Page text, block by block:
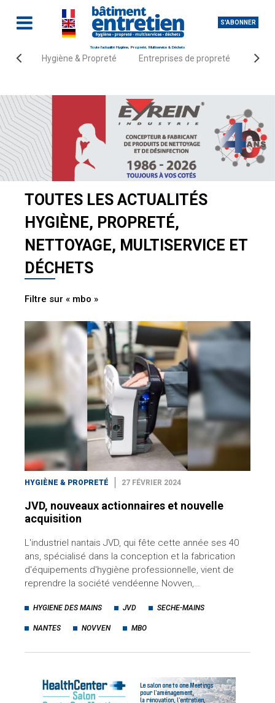
S'ABONNER
Toute l'actualité Hygiène, Propreté, Multiservice & Déchets
Hygiène & Propreté Entreprises de propreté
Accueil Actualités
TOUTES LES ACTUALITÉS
HYGIÈNE, PROPRETÉ,
NETTOYAGE, MULTISERVICE ET
DÉCHETS
Filtre sur « mbo »
HYGIÈNE & PROPRETÉ 27 FÉVRIER 2024
JVD, nouveaux actionnaires et nouvelle
acquisition
L'industriel nantais JVD, qui fête cette année ses 40
ans, spécialisé dans la conception et la fabrication
d'équipements d'hygiène professionnelle, vient de
reprendre la société vendéenne Novven,…
HYGIENE DES MAINS JVD SECHE-MAINS
NANTES NOVVEN MBO